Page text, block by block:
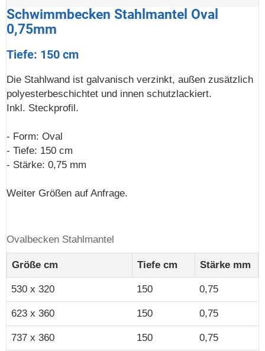
Schwimmbecken Stahlmantel Oval
0,75mm
Tiefe: 150 cm
Die Stahlwand ist galvanisch verzinkt, außen zusätzlich
polyesterbeschichtet und innen schutzlackiert.
Inkl. Steckprofil.
- Form: Oval
- Tiefe: 150 cm
- Stärke: 0,75 mm
Weiter Größen auf Anfrage.
Ovalbecken Stahlmantel
Größe cm Tiefe cm Stärke mm
530 x 320 150 0,75
623 x 360 150 0,75
737 x 360 150 0,75